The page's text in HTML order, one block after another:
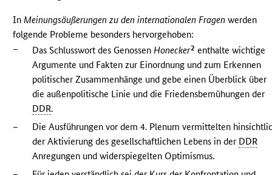
InMeinungsäußerungen zu den internationalen Fragen werden
folgende Probleme besonders hervorgehoben:
–
Das Schlusswort des GenossenHonecker2 enthalte wichtige
Argumente und Fakten zur Einordnung und zum Erkennen
politischer Zusammenhänge und gebe einen Überblick über
die außenpolitische Linie und die Friedensbemühungen der
DDR.
–
Die Ausführungen vor dem 4. Plenum vermittelten
der Aktivierung des gesellschaftlichen Lebens in der DDR
Anregungen und widerspiegelten Optimismus.